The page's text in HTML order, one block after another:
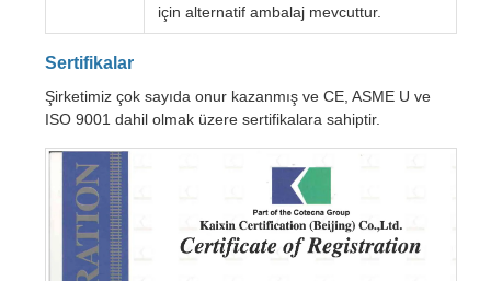
için alternatif ambalaj mevcuttur.
Sertifikalar
Şirketimiz çok sayıda onur kazanmış ve CE, ASME U ve
ISO 9001 dahil olmak üzere sertifikalara sahiptir.